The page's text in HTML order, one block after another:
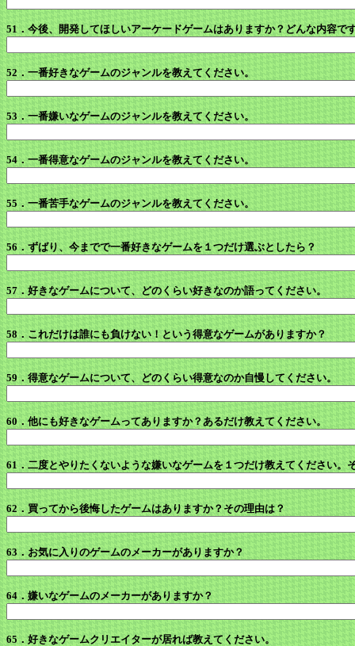
51．今後、開発してほしいアーケードゲームはありますか？どんな内容で
52．一番好きなゲームのジャンルを教えてください。
53．一番嫌いなゲームのジャンルを教えてください。
54．一番得意なゲームのジャンルを教えてください。
55．一番苦手なゲームのジャンルを教えてください。
56．ずばり、今までで一番好きなゲームを１つだけ選ぶとしたら？
57．好きなゲームについて、どのくらい好きなのか語ってください。
58．これだけは誰にも負けない！という得意なゲームがありますか？
59．得意なゲームについて、どのくらい得意なのか自慢してください。
60．他にも好きなゲームってありますか？あるだけ教えてください。
61．二度とやりたくないような嫌いなゲームを１つだけ教えてください。
62．買ってから後悔したゲームはありますか？その理由は？
63．お気に入りのゲームのメーカーがありますか？
64．嫌いなゲームのメーカーがありますか？
65．好きなゲームクリエイターが居れば教えてください。